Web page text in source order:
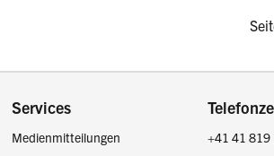
Footer
Services
Medienmitteilungen
+41 41 819